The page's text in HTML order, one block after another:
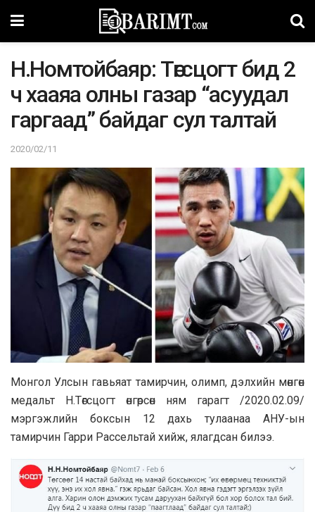
Н.Номтойбаяр: Төгсцогт бид 2
ч хааяа олны газар “асуудал
гаргаад” байдаг сул талтай
2020/02/11
Монгол Улсын гавьяат тамирчин, олимп, дэлхийн мөнгөн
медальт Н.Төгсцогт өнгөрсөн ням гарагт /2020.02.09/
мэргэжлийн боксын 12 дахь тулаанаа АНУ-ын
тамирчин Гарри Рассельтай хийж, ялагдсан билээ.